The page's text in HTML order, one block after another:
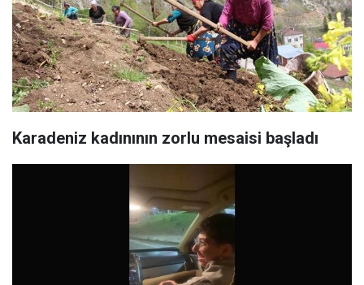
Karadeniz kadınının zorlu mesaisi başladı